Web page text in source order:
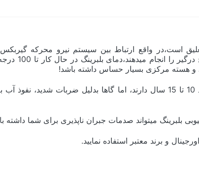
است،در واقع ارتباط بین سیستم نیرو محرکه
و هسته مرکزی بسیار حساس داشته باشد!
هر خودرو به تعداد چرخ، بلبرینگ دارد،بلبرینگ ها معمولا دارای عمر حدود 10 تا 15
میتواند صدمات جبران ناپذیری برای شما داشته
و برند معتبر استفاده نمایید.